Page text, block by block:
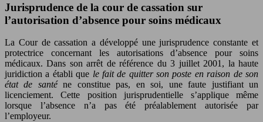
Jurisprudence de la cour de cassation sur
l’autorisation d’absence pour soins médicaux
La Cour de cassation a développé une jurisprudence constante et
protectrice concernant les autorisations d’absence pour soins
médicaux. Dans son arrêt de référence du 3 juillet 2001, la haute
juridiction a établi que le fait de quitter son poste en raison de son
état de santéne constitue pas, en soi, une faute justifiant un
licenciement. Cette position jurisprudentielle s’applique même
lorsque l’absence n’a pas été préalablement autorisée par
l’employeur.